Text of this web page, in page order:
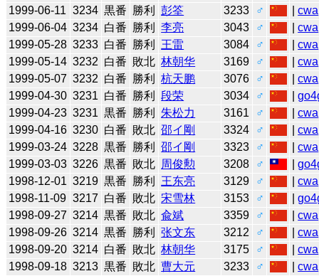
1999-06-11 3234 黒番 勝利 彭筌 3233 ♂ |cwa
1999-06-04 3234 白番 勝利 李亮 3043 ♂ |cwa
1999-05-28 3233 白番 勝利 王雷 3084 ♂ |cwa
1999-05-14 3232 白番 敗北 林朝华 3169 ♂ |cwa
1999-05-07 3232 白番 勝利 杭天鹏 3076 ♂ |cwa
1999-04-30 3231 白番 勝利 段荣 3034 ♂ |
1999-04-23 3231 黒番 勝利 朱松力 3161 ♂ |cwa
1999-04-16 3230 白番 敗北 邵イ剛 3324 ♂ |cwa
1999-03-24 3228 黒番 勝利 邵イ剛 3323 ♂ |cwa
1999-03-03 3226 黒番 敗北 周俊勲 3208 ♂ |
1998-12-01 3219 黒番 勝利 王东亮 3129 ♂ |cwa
1998-11-09 3217 白番 敗北 宋雪林 3153 ♂ |
1998-09-27 3214 黒番 敗北 兪斌 3359 ♂ |cwa
1998-09-26 3214 黒番 勝利 张文东 3212 ♂ |cwa
1998-09-20 3214 白番 敗北 林朝华 3175 ♂ |cwa
1998-09-18 3213 黒番 敗北 曹大元 3233 ♂ |cwa